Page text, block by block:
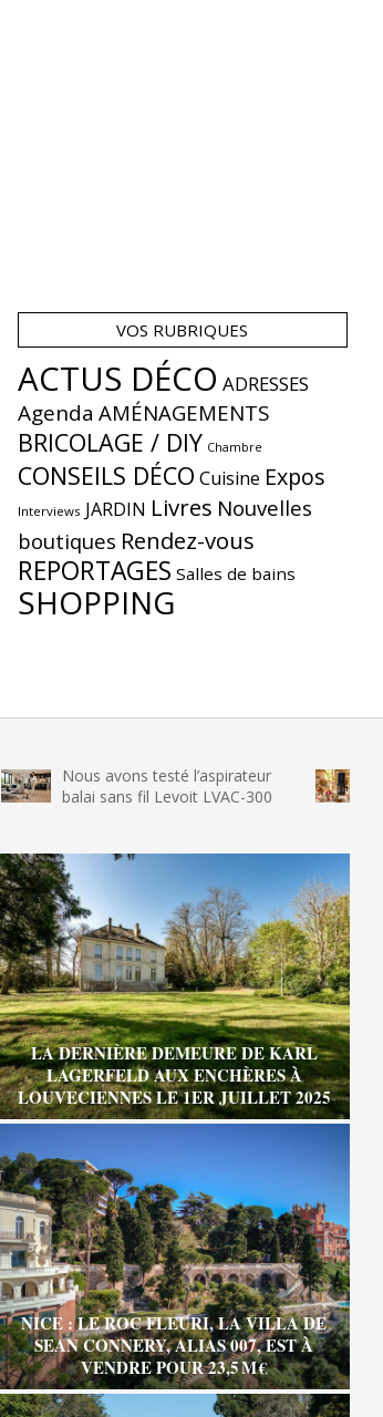
VOS RUBRIQUES
ACTUS DÉCO ADRESSES
Agenda AMÉNAGEMENTS
BRICOLAGE / DIY Chambre
CONSEILS DÉCO Cuisine Expos
Interviews JARDIN Livres Nouvelles
boutiques Rendez-vous
REPORTAGES Salles de bains
SHOPPING
Nous avons testé l’aspirateur
balai sans fil Levoit LVAC-300
Nous
glace
LA DERNIÈRE DEMEURE DE KARL
LAGERFELD AUX ENCHÈRES À
LOUVECIENNES LE 1ER JUILLET 2025
NICE : LE ROC FLEURI, LA VILLA DE
SEAN CONNERY, ALIAS 007, EST À
VENDRE POUR 23,5 M €